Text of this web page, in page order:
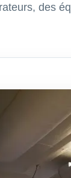
des